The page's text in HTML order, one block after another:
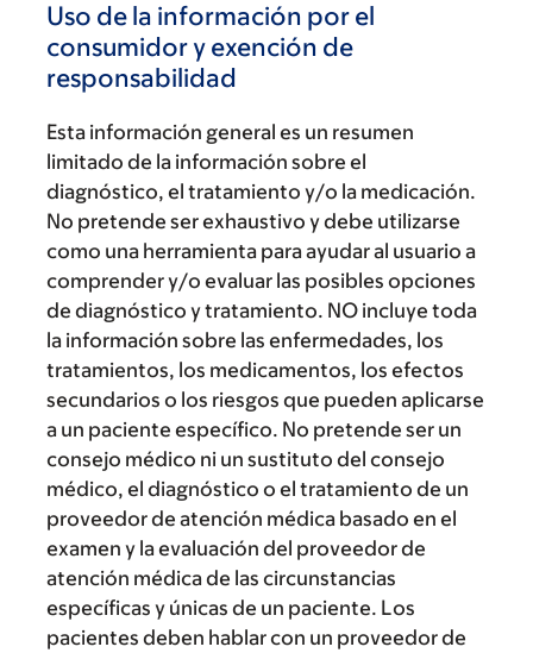
Uso de la información por el
consumidor y exención de
responsabilidad
Esta información general es un resumen
limitado de la información sobre el
diagnóstico, el tratamiento y/o la medicación.
No pretende ser exhaustivo y debe utilizarse
como una herramienta para ayudar al usuario a
comprender y/o evaluar las posibles opciones
de diagnóstico y tratamiento. NO incluye toda
la información sobre las enfermedades, los
tratamientos, los medicamentos, los efectos
secundarios o los riesgos que pueden aplicarse
a un paciente específico. No pretende ser un
consejo médico ni un sustituto del consejo
médico, el diagnóstico o el tratamiento de un
proveedor de atención médica basado en el
examen y la evaluación del proveedor de
atención médica de las circunstancias
específicas y únicas de un paciente. Los
pacientes deben hablar con un proveedor de